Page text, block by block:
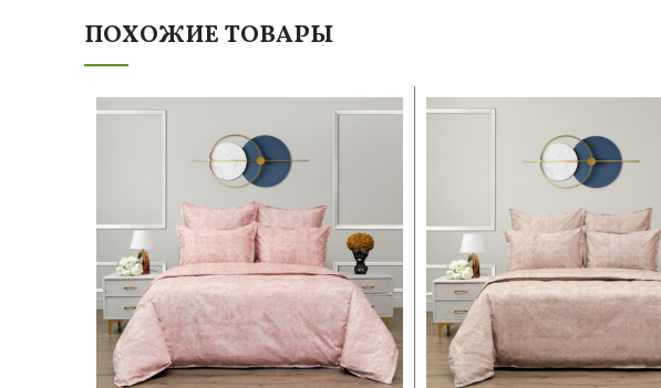
ПОХОЖИЕ ТОВАРЫ